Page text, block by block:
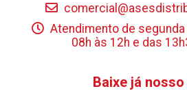
Atendimento de
08h às 12h e das
Baixe já nosso